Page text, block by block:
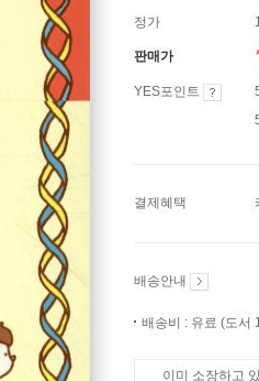
정가
판매가
YES포인트
결제혜택
배송안내
배송비 : 유료 (도서
이미 소장하고